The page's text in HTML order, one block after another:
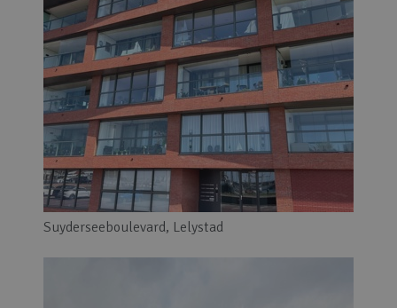
Suyderseeboulevard, Lelystad